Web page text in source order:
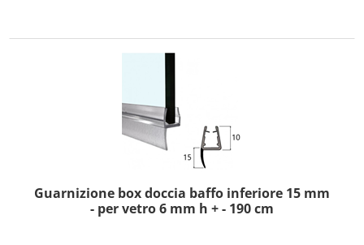
Guarnizione box doccia baffo inferiore 15 mm
- per vetro 6 mm h + - 190 cm